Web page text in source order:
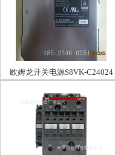
欧姆龙开关电源S8VK-C24024